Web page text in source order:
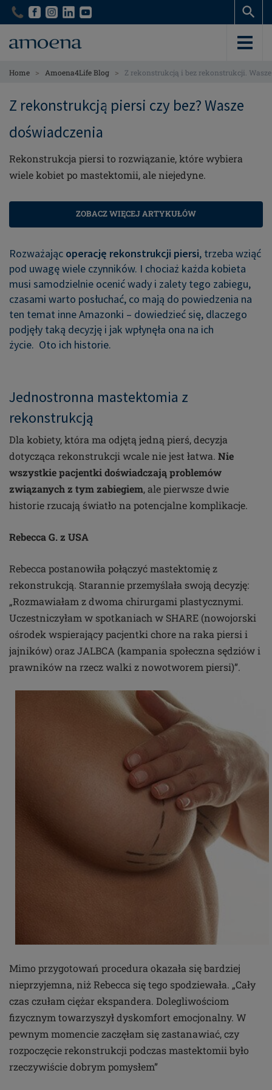
Skip
content
Skip
content
Home > Amoena4Life Blog > Z rekonstrukcją i bez rekonstrukcji.
Z rekonstrukcją piersi czy bez? Wasze
doświadczenia
Rekonstrukcja piersi to rozwiązanie, które wybiera
wiele kobiet po mastektomii, ale niejedyne.
ZOBACZ WIĘCEJ ARTYKUŁÓW
Rozważając operację rekonstrukcji piersi, trzeba wziąć
pod uwagę wiele czynników. I chociaż każda kobieta
musi samodzielnie ocenić wady i zalety tego zabiegu,
czasami warto posłuchać, co mają do powiedzenia na
ten temat inne Amazonki – dowiedzieć się, dlaczego
podjęły taką decyzję i jak wpłynęła ona na ich
życie. Oto ich historie.
Jednostronna mastektomia z
rekonstrukcją
Dla kobiety, która ma odjętą jedną pierś, decyzja
dotycząca rekonstrukcji wcale nie jest łatwa. Nie
wszystkie pacjentki doświadczają problemów
związanych z tym zabiegiem, ale pierwsze dwie
historie rzucają światło na potencjalne komplikacje.
Rebecca G. z USA
Rebecca postanowiła połączyć mastektomię z
rekonstrukcją. Starannie przemyślała swoją decyzję:
„Rozmawiałam z dwoma chirurgami plastycznymi.
Uczestniczyłam w spotkaniach w SHARE (nowojorski
ośrodek wspierający pacjentki chore na raka piersi i
jajników) oraz JALBCA (kampania społeczna sędziów i
prawników na rzecz walki z nowotworem piersi)”.
Mimo przygotowań procedura okazała się bardziej
nieprzyjemna, niż Rebecca się tego spodziewała. „Cały
czas czułam ciężar ekspandera. Dolegliwościom
fizycznym towarzyszył dyskomfort emocjonalny. W
pewnym momencie zaczęłam się zastanawiać, czy
rozpoczęcie rekonstrukcji podczas mastektomii było
rzeczywiście dobrym pomysłem”